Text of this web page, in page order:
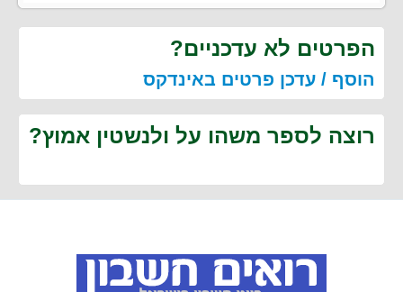
הפרטים לא עדכניים?
הוסף / עדכן פרטים באינדקס
רוצה לספר משהו על ולנשטין אמוץ?